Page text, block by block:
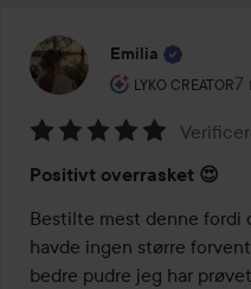
Emilia
LYKO CREATOR
Brugerens rolle:7
5
ud
af
5
Positivt overrasket 😍
Bestilte mest denne fordi
havde ingen større
bedre pudre jeg har